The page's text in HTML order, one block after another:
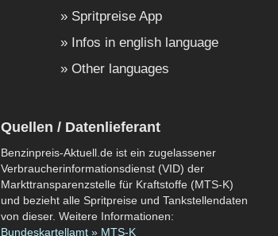
Spritpreise App
Infos in english language
Other languages
Quellen / Datenlieferant
Benzinpreis-Aktuell.de ist ein zugelassener
Verbraucherinformationsdienst (VID) der
Markttransparenzstelle für Kraftstoffe (MTS-K)
und bezieht alle Spritpreise und Tankstellendaten
von dieser. Weitere Informationen:
Bundeskartellamt » MTS-K